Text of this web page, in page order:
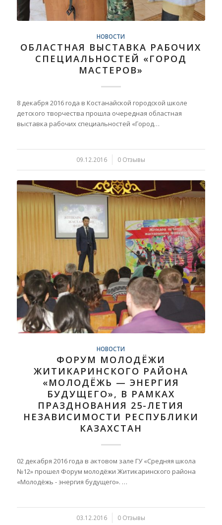
НОВОСТИ
ОБЛАСТНАЯ ВЫСТАВКА РАБОЧИХ
СПЕЦИАЛЬНОСТЕЙ «ГОРОД
МАСТЕРОВ»
8 декабря 2016 года в Костанайской городской школе
детского творчества прошла очередная областная
выставка рабочих специальностей «Город…
09.12.2016
/ 0 Отзывы
НОВОСТИ
ФОРУМ МОЛОДЁЖИ
ЖИТИКАРИНСКОГО РАЙОНА
«МОЛОДЁЖЬ — ЭНЕРГИЯ
БУДУЩЕГО», В РАМКАХ
ПРАЗДНОВАНИЯ 25-ЛЕТИЯ
НЕЗАВИСИМОСТИ РЕСПУБЛИКИ
КАЗАХСТАН
02 декабря 2016 года в актовом зале ГУ «Средняя школа
№12» прошел Форум молодёжи Житикаринского района
«Молодёжь - энергия будущего». …
03.12.2016
/ 0 Отзывы